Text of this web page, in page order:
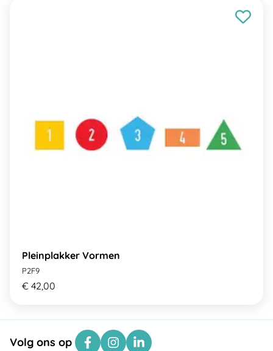
Pleinplakker Vormen
P2F9
€ 42,00
Volg ons op